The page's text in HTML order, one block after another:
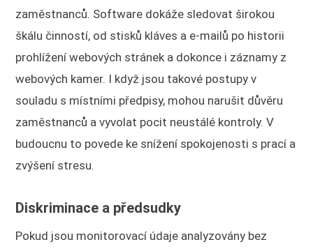
zaměstnanců. Software dokáže sledovat širokou
škálu činností, od stisků kláves a e-mailů po historii
prohlížení webových stránek a dokonce i záznamy z
webových kamer. I když jsou takové postupy v
souladu s místními předpisy, mohou narušit důvěru
zaměstnanců a vyvolat pocit neustálé kontroly. V
budoucnu to povede ke snížení spokojenosti s prací a
zvýšení stresu.
Diskriminace a předsudky
Pokud jsou monitorovací údaje analyzovány bez